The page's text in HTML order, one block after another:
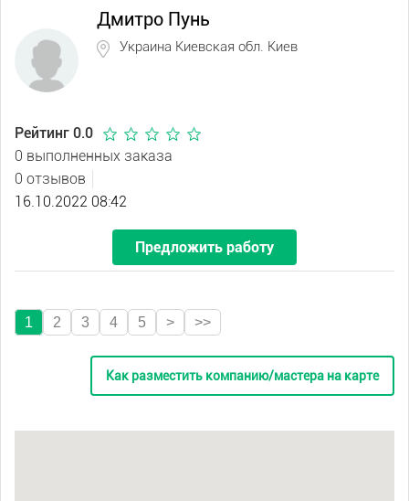
Дмитро Пунь
Украина Киевская обл. Киев
Рейтинг 0.0
0 выполненных заказа
0 отзывов
16.10.2022 08:42
Предложить работу
1 2 3 4 5 > >>
Как разместить компанию/мастера на карте